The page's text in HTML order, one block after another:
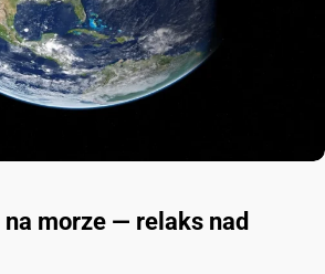
morze — relaks nad